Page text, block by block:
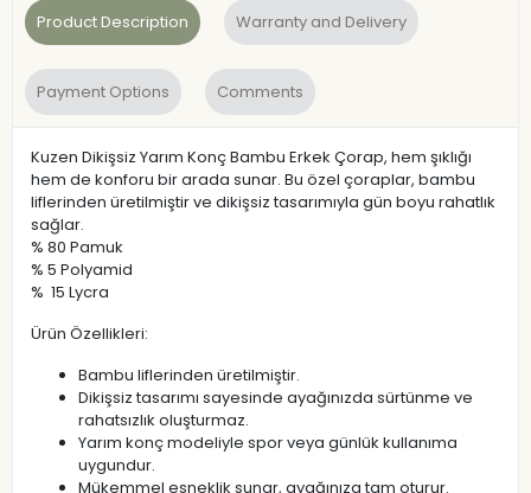
Product Description Warranty and Delivery
Payment Options Comments
Kuzen Dikişsiz Yarım Konç Bambu Erkek Çorap, hem şıklığı
hem de konforu bir arada sunar. Bu özel çoraplar, bambu
liflerinden üretilmiştir ve dikişsiz tasarımıyla gün boyu rahatlık
sağlar.
% 80 Pamuk
% 5 Polyamid
% 15 Lycra
Ürün Özellikleri:
Bambu liflerinden üretilmiştir.
Dikişsiz tasarımı sayesinde ayağınızda sürtünme ve
rahatsızlık oluşturmaz.
Yarım konç modeliyle spor veya günlük kullanıma
uygundur.
Mükemmel esneklik sunar, ayağınıza tam oturur.